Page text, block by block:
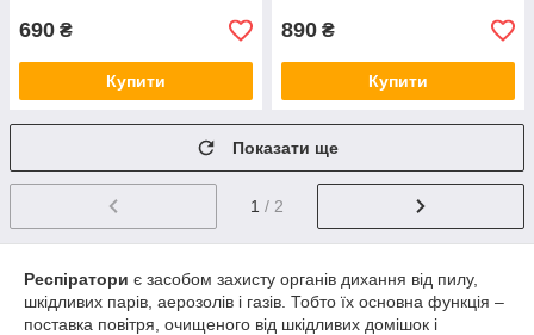
690 ₴
Купити
890 ₴
Купити
Показати ще
1 / 2
Респіратори є засобом захисту органів дихання від пилу,
шкідливих парів, аерозолів і газів. Тобто їх основна функція –
поставка повітря, очищеного від шкідливих домішок і